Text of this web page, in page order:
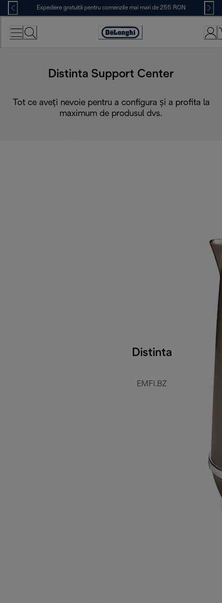
Skip
to
Content
Expediere gratuită pentru comenzile mai mari de 255 RON
Accessibility
Distinta Support Center
Tot ce aveți nevoie pentru a configura și a profita la
maximum de produsul dvs.
Distinta
EMFI.BZ